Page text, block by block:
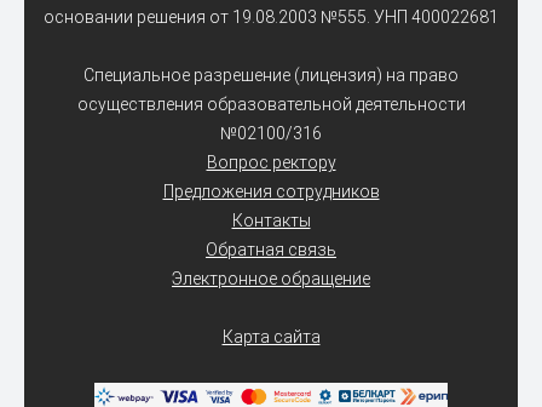
основании решения от 19.08.2003 №555. УНП 400022681
Специальное разрешение (лицензия) на право
осуществления образовательной деятельности
№02100/316
Вопрос ректору
Предложения сотрудников
Контакты
Обратная связь
Электронное обращение
Карта сайта